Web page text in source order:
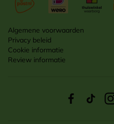
Algemene voorwaarden
Privacy beleid
Cookie informatie
Review informatie